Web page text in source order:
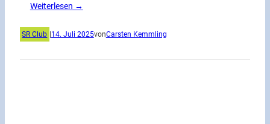
Weiterlesen →
SR Club 14. Juli 2025vonCarsten Kemmling